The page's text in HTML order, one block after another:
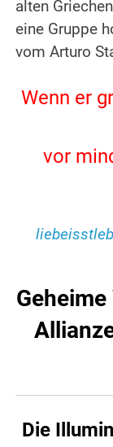
alten
eine Gruppe
vom Arturo
Wenn er
vor
Die